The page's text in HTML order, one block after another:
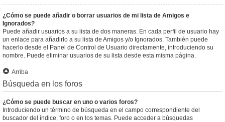
¿Cómo se puede añadir o borrar usuarios de mi lista de Amigos e
Ignorados?
Puede añadir usuarios a su lista de dos maneras. En cada perfil de usuario hay
un enlace para añadirlo a su lista de Amigos y/o Ignorados. También puede
hacerlo desde el Panel de Control de Usuario directamente, introduciendo su
nombre. Puede eliminar usuarios de su lista desde esta misma página.
Arriba
Búsqueda en los foros
¿Cómo se puede buscar en uno o varios foros?
Introduciendo un término de búsqueda en el campo correspondiente del
buscador del índice, foro o en los temas. Puede acceder a búsquedas